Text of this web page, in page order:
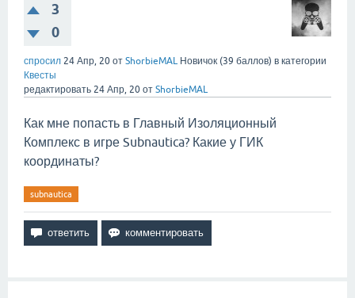
3
0
спросил 24 Апр, 20 от ShorbieMAL Новичок (39 баллов) в категории
Квесты
редактировать 24 Апр, 20 от ShorbieMAL
Как мне попасть в Главный Изоляционный
Комплекс в игре Subnautica? Какие у ГИК
координаты?
subnautica